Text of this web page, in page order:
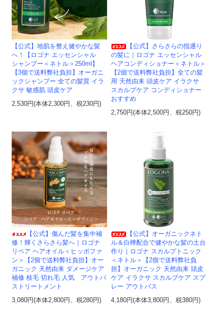
【公式】地肌を整え健やかな髪
へ！【ロゴナ エッセンシャル
シャンプー＜ネトル＞250ml】
【3個で送料弊社負担】オーガニ
ックシャンプー 全ての髪質 イラ
クサ 敏感肌 頭皮ケア
2,530円(本体2,300円、税230円)
【公式】さらさらの指通り
の髪に｜ロゴナ エッセンシャル
ヘアコンディショナー＜ネトル＞
【2個で送料弊社負担】全ての髪
用 天然由来 頭皮ケア イラクサ
スカルプケア コンディショナー
おすすめ
2,750円(本体2,500円、税250円)
【公式】傷んだ髪を集中補
修！輝くさらさら髪へ｜ロゴナ
リペア ヘアオイル＜ヒッポファ
ン＞【2個で送料弊社負担】オー
ガニック 天然由来 ダメージケア
補修 枝毛 切れ毛 人気 アウトバ
ストリートメント
3,080円(本体2,800円、税280円)
【公式】オーガニックネト
ル＆白樺配合で健やかな髪の土台
作り｜ロゴナ スカルプトニック
＜ネトル＞【2個で送料弊社負
担】オーガニック 天然由来 頭皮
ケア イラクサ スカルプケア スプ
レー アウトバス
4,180円(本体3,800円、税380円)